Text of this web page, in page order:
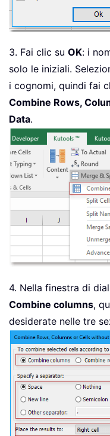
3. Fai clic su OK: i
solo le iniziali.
i cognomi, quindi fai
Combine Rows,
Data.
4. Nella finestra di
Combine columns,
desiderate nelle tre